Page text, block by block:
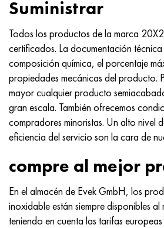
Suministrar
Todos los productos de la marca
certificados. La documentación
composición química, el porcentaje
propiedades mecánicas del producto.
mayor cualquier producto
gran escala. También ofrecemos
compradores minoristas. Un alto nivel
eficiencia del servicio son la cara de
compre al mejor
En el almacén de Evek GmbH, los
inoxidable están siempre disponibles
teniendo en cuenta las tarifas